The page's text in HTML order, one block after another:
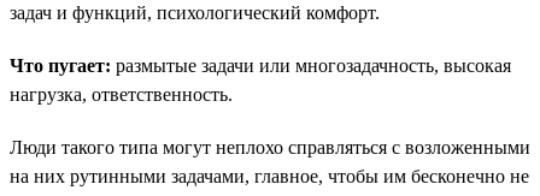
задач и функций, психологический комфорт.
Что пугает: размытые задачи или многозадачность, высокая
нагрузка, ответственность.
Люди такого типа могут неплохо справляться с возложенными
на них рутинными задачами, главное, чтобы им бесконечно не